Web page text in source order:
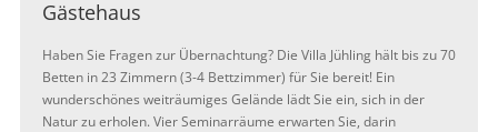
Gästehaus
Haben Sie Fragen zur Übernachtung? Die Villa Jühling hält bis zu 70
Betten in 23 Zimmern (3-4 Bettzimmer) für Sie bereit! Ein
wunderschönes weiträumiges Gelände lädt Sie ein, sich in der
Natur zu erholen. Vier Seminarräume erwarten Sie, darin